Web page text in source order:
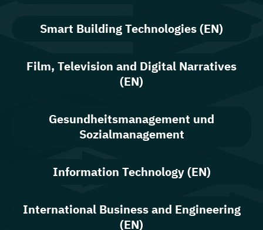
Smart Building Technologies (EN)
Film, Television and Digital Narratives
(EN)
Gesundheitsmanagement und
Sozialmanagement
Information Technology (EN)
International Business and Engineering
(EN)